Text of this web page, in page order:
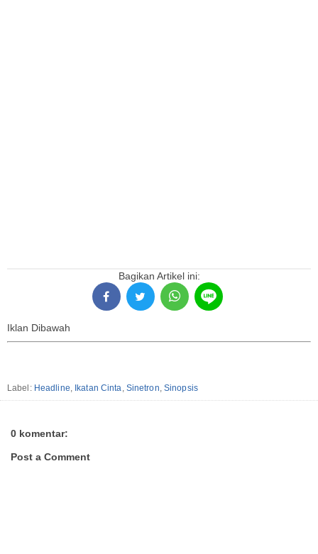
Bagikan Artikel ini:
Iklan Dibawah
Label: Headline, Ikatan Cinta, Sinetron, Sinopsis
0 komentar:
Post a Comment